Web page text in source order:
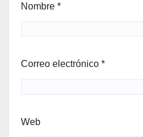
Nombre *
Correo electrónico *
Web